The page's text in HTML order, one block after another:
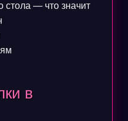
стола — что значит
в